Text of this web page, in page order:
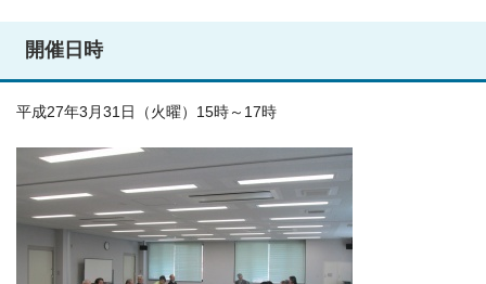
開催日時
平成27年3月31日（火曜）15時～17時